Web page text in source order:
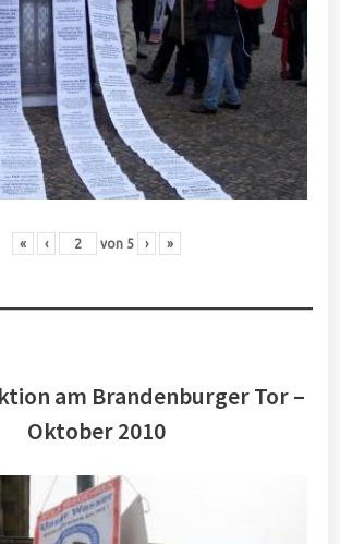
« ‹ von 5 › »
am Brandenburger Tor –
Oktober 2010